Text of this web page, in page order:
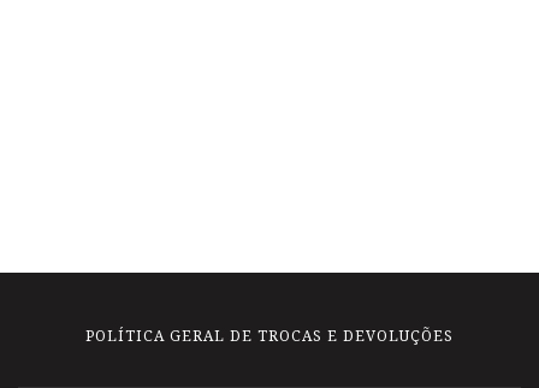
POLÍTICA GERAL DE TROCAS E DEVOLUÇÕES